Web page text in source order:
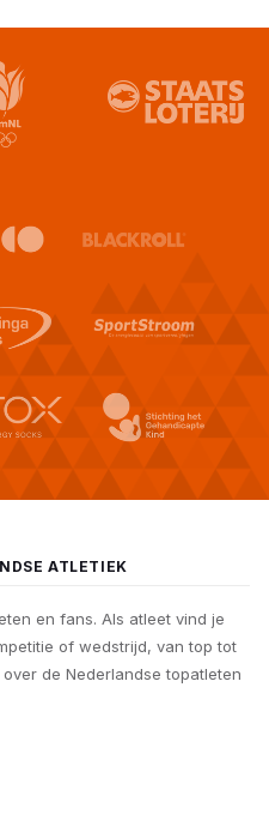
ATLETIEK
en fans. Als atleet vind je
of wedstrijd, van top tot
de Nederlandse topatleten